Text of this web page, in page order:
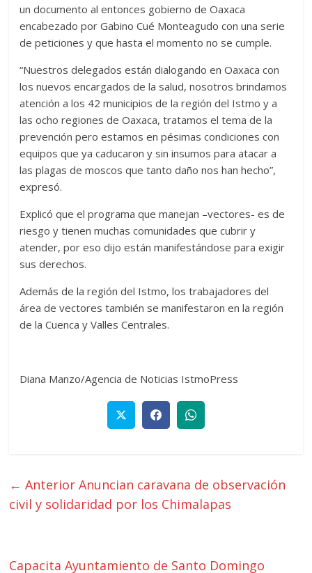
un documento al entonces gobierno de Oaxaca
encabezado por Gabino Cué Monteagudo con una serie
de peticiones y que hasta el momento no se cumple.
“Nuestros delegados están dialogando en Oaxaca con
los nuevos encargados de la salud, nosotros brindamos
atención a los 42 municipios de la región del Istmo y a
las ocho regiones de Oaxaca, tratamos el tema de la
prevención pero estamos en pésimas condiciones con
equipos que ya caducaron y sin insumos para atacar a
las plagas de moscos que tanto daño nos han hecho”,
expresó.
Explicó que el programa que manejan –vectores- es de
riesgo y tienen muchas comunidades que cubrir y
atender, por eso dijo están manifestándose para exigir
sus derechos.
Además de la región del Istmo, los trabajadores del
área de vectores también se manifestaron en la región
de la Cuenca y Valles Centrales.
Diana Manzo/Agencia de Noticias IstmoPress
← Anterior Anuncian caravana de observación
civil y solidaridad por los Chimalapas
Capacita Ayuntamiento de Santo Domingo